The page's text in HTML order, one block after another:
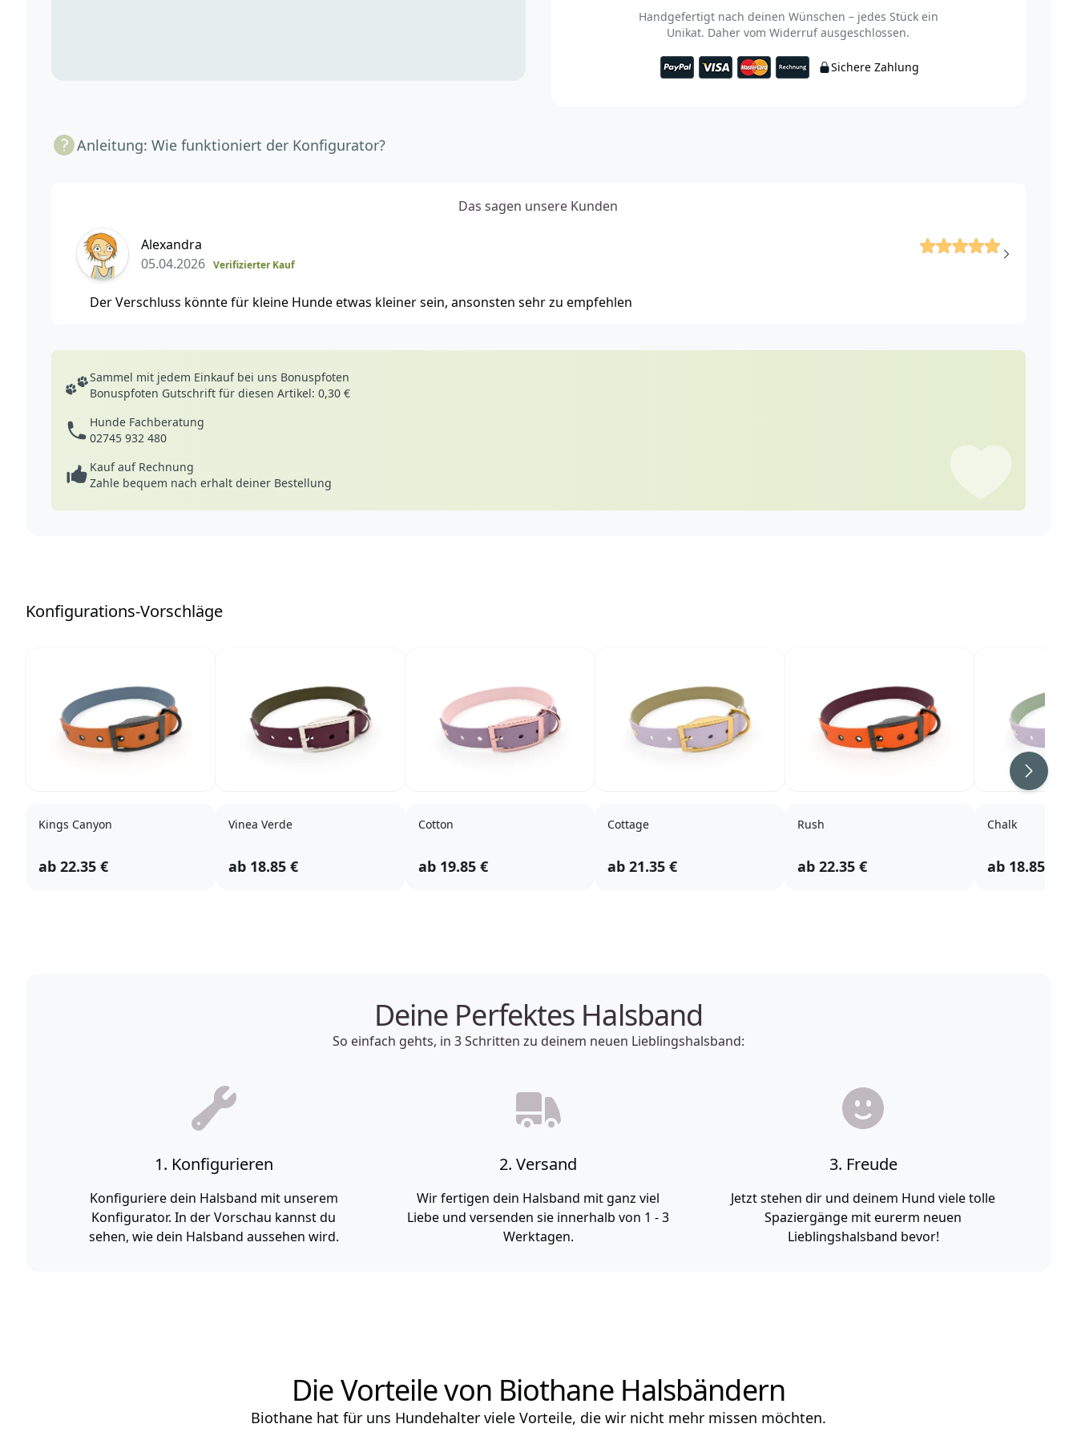
Anleitung: Wie funktioniert der Konfigurator?
Das sagen unsere Kunden
Alexandra
05.04.2026 Verifizierter Kauf
5 von 5 Sterne
Der Verschluss könnte für kleine Hunde etwas kleiner sein, ansonsten sehr zu empfehlen
Deine Vorteile
Sammel mit jedem Einkauf bei uns Bonuspfoten
Bonuspfoten Gutschrift für diesen Artikel: 0,30 €
Hunde Fachberatung
02745 932 480
Kauf auf Rechnung
Zahle bequem nach erhalt deiner Bestellung
Handgefertigt nach deinen Wünschen – jedes Stück ein
Unikat. Daher vom Widerruf ausgeschlossen.
Sichere Zahlung
Konfigurations-Vorschläge
Kings Canyon
ab 22.35 €
Vinea Verde
ab 18.85€
Cotton
ab 19.85€
Cottage
ab 21.35 €
Rush
ab 22.35 €
Chalk
ab 18.85€
Deine Perfektes Halsband
So einfach gehts, in 3 Schritten zu deinem neuen Lieblingshalsband:
1. Konfigurieren
Konfiguriere dein Halsband mit unserem
Konfigurator. In der Vorschau kannst du
sehen, wie dein Halsband aussehen wird.
2. Versand
Wir fertigen dein Halsband mit ganz viel
Liebe und versenden sie innerhalb von 1 - 3
Werktagen.
3. Freude
Jetzt stehen dir und deinem Hund viele tolle
Spaziergänge mit eurerm neuen
Lieblingshalsband bevor!
Die Vorteile von Biothane Halsbändern
Biothane hat für uns Hundehalter viele Vorteile, die wir nicht mehr missen möchten.